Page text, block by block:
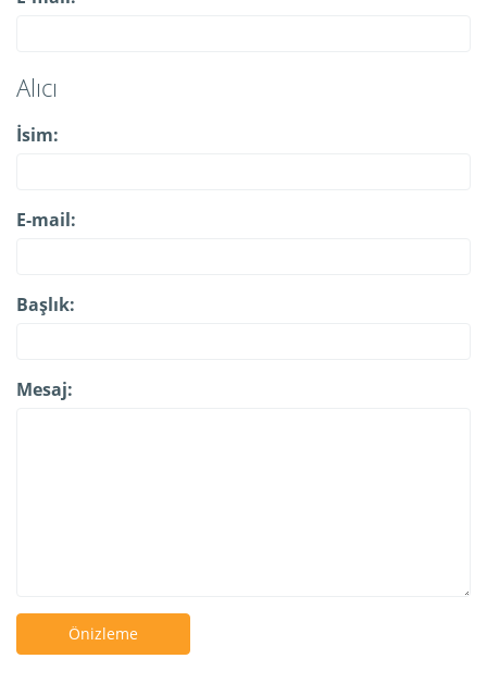
Alıcı
İsim:
E-mail:
Başlık:
Mesaj:
Önizleme